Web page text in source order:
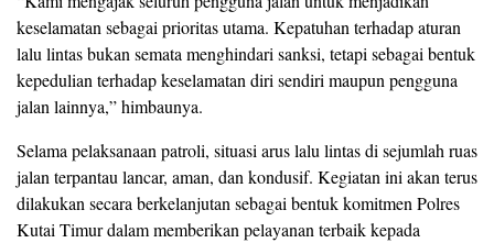
keselamatan sebagai prioritas utama. Kepatuhan terhadap aturan
lalu lintas bukan semata menghindari sanksi, tetapi sebagai bentuk
kepedulian terhadap keselamatan diri sendiri maupun pengguna
jalan lainnya,” himbaunya.
Selama pelaksanaan patroli, situasi arus lalu lintas di sejumlah ruas
jalan terpantau lancar, aman, dan kondusif. Kegiatan ini akan terus
dilakukan secara berkelanjutan sebagai bentuk komitmen Polres
Kutai Timur dalam memberikan pelayanan terbaik kepada